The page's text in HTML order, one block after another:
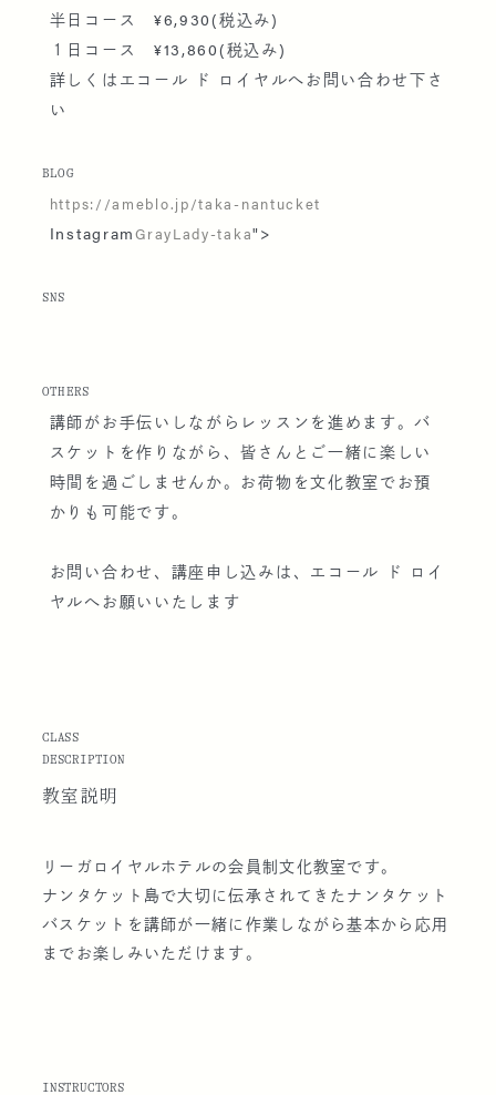
半日コース ¥6,930(税込み)
１日コース ¥13,860(税込み)
詳しくはエコール ド ロイヤルへお問い合わせ下さ
い
BLOG
https://ameblo.jp/taka-nantucket
InstagramGrayLady-taka">
SNS
OTHERS
講師がお手伝いしながらレッスンを進めます。バ
スケットを作りながら、皆さんとご一緒に楽しい
時間を過ごしませんか。お荷物を文化教室でお預
かりも可能です。
お問い合わせ、講座申し込みは、エコール ド ロイ
ヤルへお願いいたします
CLASS
DESCRIPTION
教室説明
リーガロイヤルホテルの会員制文化教室です。
ナンタケット島で大切に伝承されてきたナンタケット
バスケットを講師が一緒に作業しながら基本から応用
までお楽しみいただけます。
INSTRUCTORS